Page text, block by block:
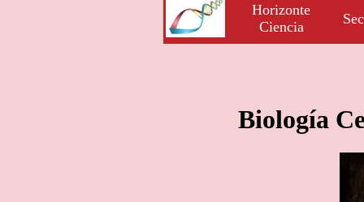
Horizonte
Ciencia
Biología